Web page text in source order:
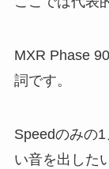
MXR Phase
詞です。
Speedのみの
い音を出した